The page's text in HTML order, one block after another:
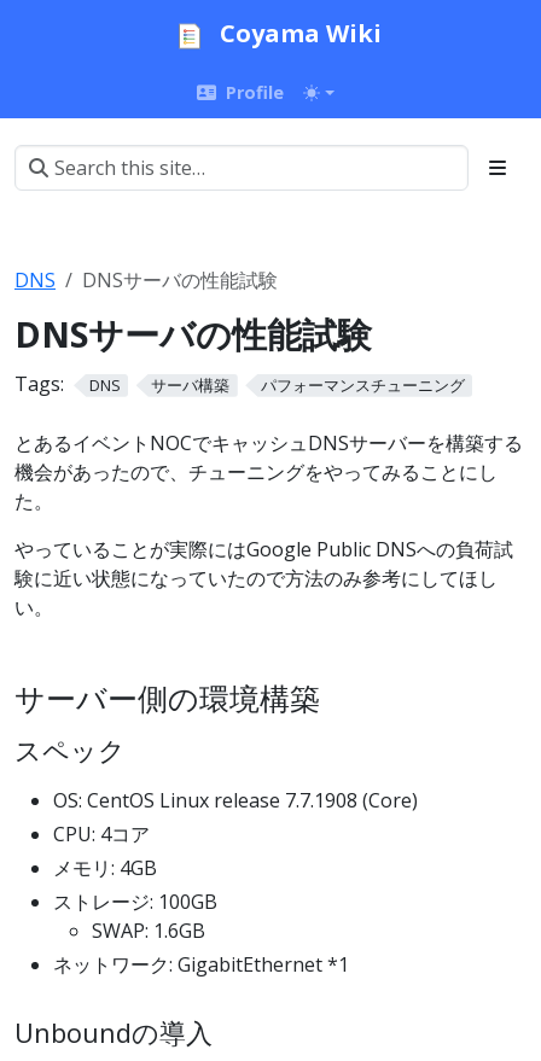
Coyama Wiki
Profile
DNS DNSサーバの性能試験
DNSサーバの性能試験
Tags: DNS サーバ構築 パフォーマンスチューニング
とあるイベントNOCでキャッシュDNSサーバーを構築する
機会があったので、チューニングをやってみることにし
た。
やっていることが実際にはGoogle Public DNSへの負荷試
験に近い状態になっていたので方法のみ参考にしてほし
い。
サーバー側の環境構築
スペック
OS: CentOS Linux release 7.7.1908 (Core)
CPU: 4コア
メモリ: 4GB
ストレージ: 100GB
SWAP: 1.6GB
ネットワーク: GigabitEthernet *1
Unboundの導入